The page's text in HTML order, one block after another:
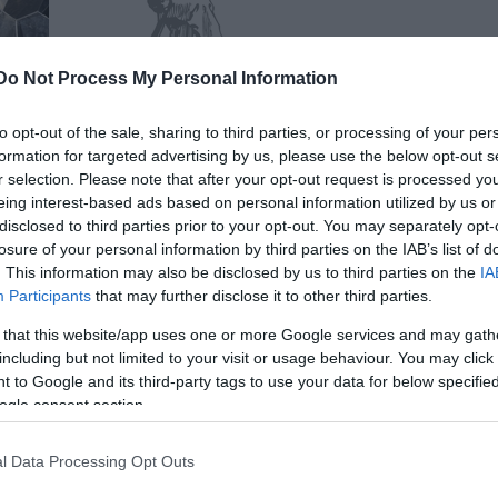
Not Process My Personal Information
opt-out of the sale, sharing to third parties, or processing of your
for targeted advertising by us, please use the below opt-out
selection. Please note that after your opt-out request is processed
interest-based ads based on personal information utilized by us
to third parties prior to your opt-out. You may separately
of your personal information by third parties on the IAB’s list of
This information may also be disclosed by us to third parties on the
Participants that may further disclose it to other third parties.
that this website/app uses one or more Google services and may
but not limited to your visit or usage behaviour. You may
to Google and its third-party tags to use your data for below
consent section.
Data Processing Opt Outs
Ezúttal a Forte Társulat táncszínházát nézheted meg
ingyen. címe a könnyen megjegyezhető: Így jár az,
távoli ismeretlen hangtól megijed. A sztori hátterét
szanszkrit meseirodalomból merítették, a zenét
Dresch Mihály és zenekara élőben húzza. "Az
nyelve a mozgás, a tánc, a…